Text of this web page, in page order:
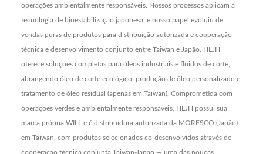
operações ambientalmente responsáveis. Nossos processos aplicam a
tecnologia de bioestabilização japonesa, e nosso papel evoluiu de
vendas puras de produtos para distribuição autorizada e cooperação
técnica e desenvolvimento conjunto entre Taiwan e Japão. HLJH
oferece soluções completas para óleos industriais e fluidos de corte,
abrangendo óleo de corte ecológico, produção de óleo personalizado e
tratamento de óleo residual (apenas em Taiwan). Comprometida com
operações verdes e ambientalmente responsáveis, HLJH possui sua
marca própria WILL e é distribuidora autorizada da MORESCO (Japão)
em Taiwan, com produtos selecionados co-desenvolvidos através de
cooperação técnica conjunta Taiwan-Japão — uma das poucas